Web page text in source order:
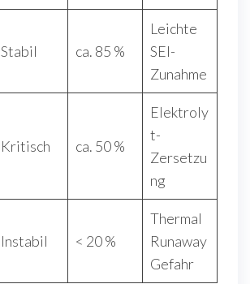
Stabil ca. 85 %
Leichte
SEI-
Zunahme
Kritisch ca. 50 %
Elektroly
t-
Zersetzu
ng
Instabil < 20 %
Thermal
Runaway
Gefahr